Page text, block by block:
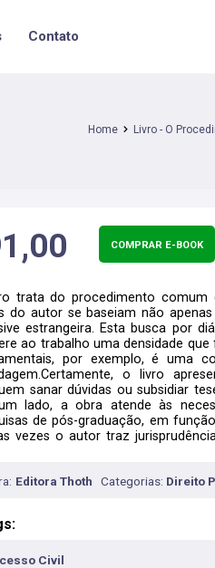
Contato
Home Livro - O
COMPRAR E-BOOK
trata do procedimento comum
do autor se baseiam não
estrangeira. Esta busca por
ao trabalho uma densidade
por exemplo, é uma
o livro
sanar dúvidas ou subsidiar
lado, a obra atende às
de pós-graduação, em
vezes o autor traz
Editora Thoth Categorias: Direito
Civil